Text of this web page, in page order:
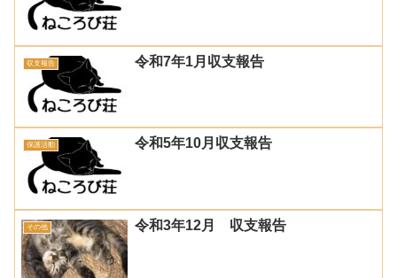
収支報告 令和7年1月収支報告
保護活動 令和5年10月収支報告
その他 令和3年12月 収支報告